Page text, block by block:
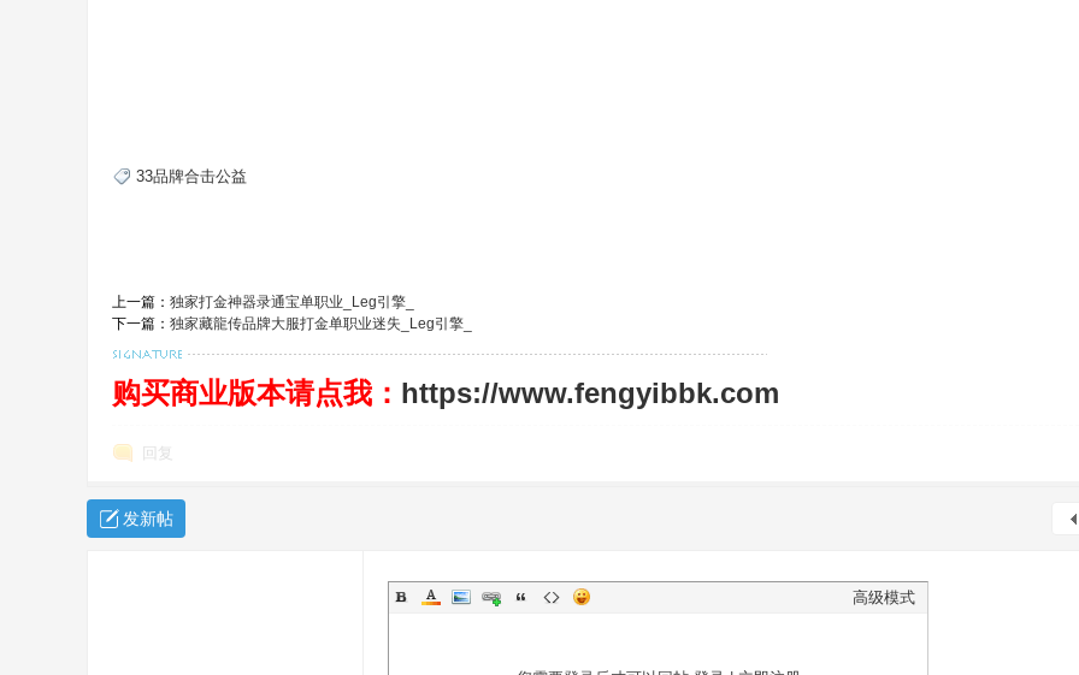
33品牌合击公益
上一篇： 独家打金神器录通宝单职业_Leg引擎_
下一篇： 独家藏龍传品牌大服打金单职业迷失_Leg引擎_
购买商业版本请点我： https://www.fengyibbk.com
回复
发新帖
高级模式